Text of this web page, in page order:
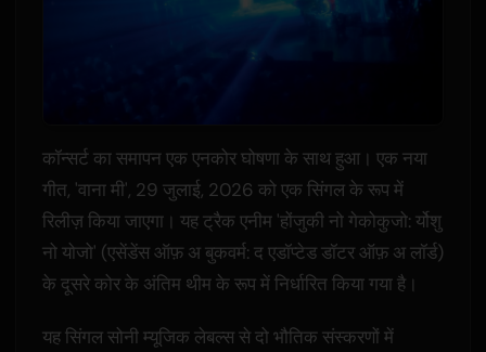
कॉन्सर्ट का समापन एक एनकोर घोषणा के साथ हुआ। एक नया
गीत, 'वाना मी', 29 जुलाई, 2026 को एक सिंगल के रूप में
रिलीज़ किया जाएगा। यह ट्रैक एनीम 'होंजुकी नो गेकोकुजो: र्योशु
नो योजो' (एसेंडेंस ऑफ़ अ बुकवर्म: द एडॉप्टेड डॉटर ऑफ़ अ लॉर्ड)
के दूसरे कोर के अंतिम थीम के रूप में निर्धारित किया गया है।
यह सिंगल सोनी म्यूजिक लेबल्स से दो भौतिक संस्करणों में